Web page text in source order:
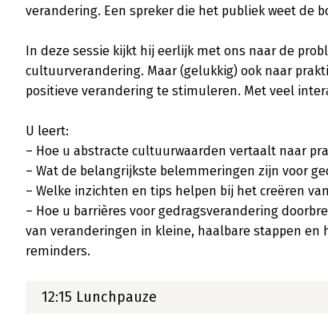
verandering. Een spreker die het publiek weet de
In deze sessie kijkt hij eerlijk met ons naar de
cultuurverandering. Maar (gelukkig) ook naar
positieve verandering te stimuleren. Met veel
U leert:
– Hoe u abstracte cultuurwaarden vertaalt naar
– Wat de belangrijkste belemmeringen zijn voor
– Welke inzichten en tips helpen bij het creëren
– Hoe u barrières voor gedragsverandering
van veranderingen in kleine, haalbare stappen en
reminders.
12:15 Lunchpauze